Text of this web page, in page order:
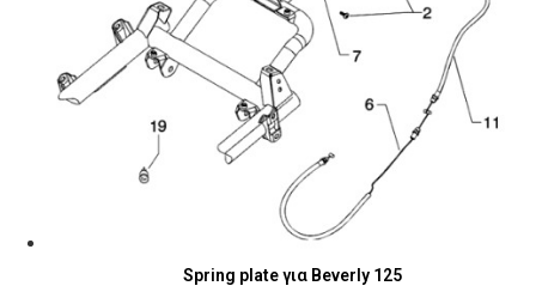
Spring plate για Beverly 125